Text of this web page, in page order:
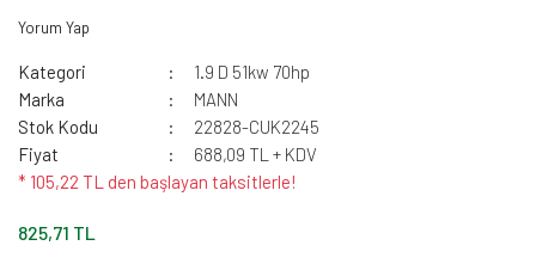
Yorum Yap
Kategori
1.9 D 51kw 70hp
Marka
MANN
Stok Kodu
22828-CUK2245
Fiyat
688,09 TL + KDV
* 105,22 TL den başlayan taksitlerle!
825,71 TL